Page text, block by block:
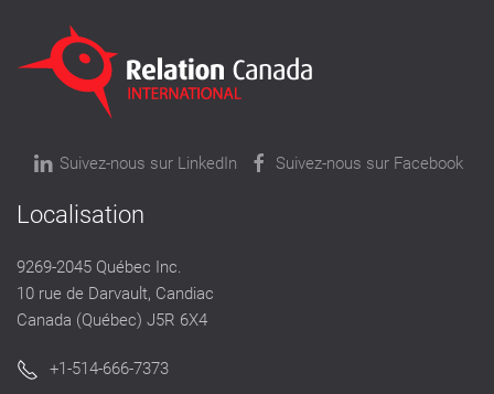
Suivez-nous sur LinkedIn Suivez-nous sur Facebook
Localisation
9269-2045 Québec Inc.
10 rue de Darvault, Candiac
Canada (Québec) J5R 6X4
+1-514-666-7373